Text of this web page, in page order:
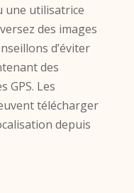
une utilisatrice
des images
d’éviter
des
GPS. Les
télécharger
depuis